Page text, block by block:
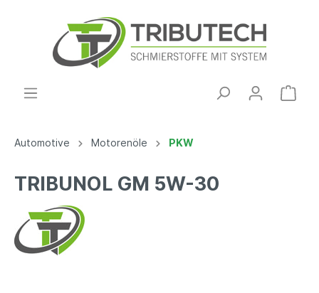
Automotive Motorenöle PKW
TRIBUNOL GM 5W-30